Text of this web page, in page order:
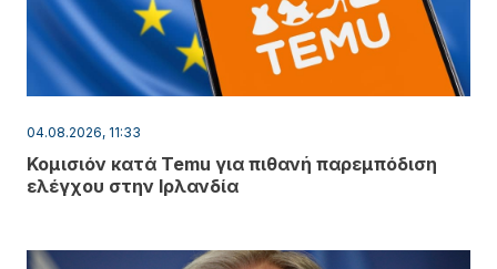
04.08.2026, 11:33
Κομισιόν κατά Temu για πιθανή παρεμπόδιση
ελέγχου στην Ιρλανδία